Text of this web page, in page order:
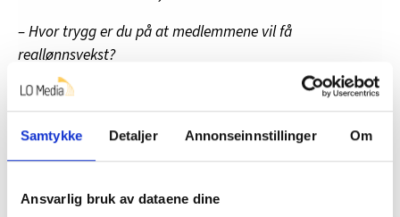
Samtykke Detaljer Annonseinnstillinger Om
Ansvarlig bruk av dataene dine
– Hvor trygg er du på at medlemmene vil få
reallønnsvekst?
– Det er vanskelig å være helt trygg, når verden er som
den er nå. Men vi har gode muligheter, sier Norshus.